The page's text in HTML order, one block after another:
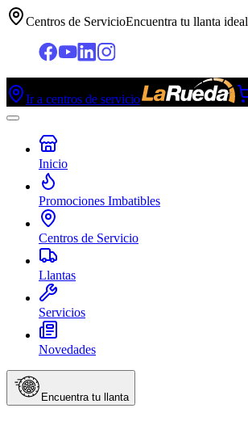
Centros de ServicioEncuentra tu llanta ideal
Ir a centros de servicio
Inicio
Promociones Imbatibles
Centros de Servicio
Llantas
Servicios
Novedades
Encuentra tu llanta